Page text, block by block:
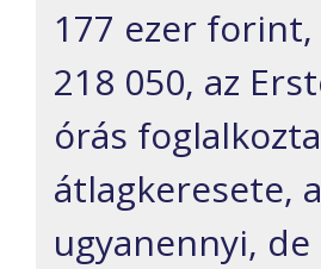
177 ezer forint,
218 050, az
órás
átlagkeresete,
ugyanennyi,